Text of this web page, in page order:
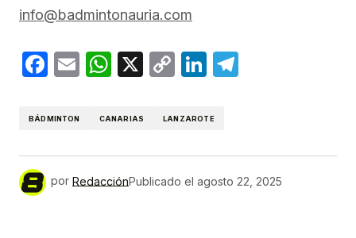
info@badmintonauria.com
Facebook
EmailWhatsApp
X
CopyLinkedIn
BÁDMINTON CANARIAS LANZAROTE
por RedacciónPublicado el agosto 22, 2025